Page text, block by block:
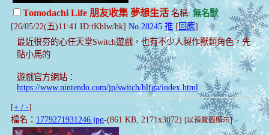
Tomodachi Life 朋友收集 夢想生活名稱: 無名獸
[26/05/22(五)11:41 ID:tKhlw/hk] No.28245 推 [回應]
最近很夯的心任天堂Switch遊戲，也有不少人製作獸類角色，先
貼小馬的
遊戲官方網站：
https://www.nintendo.com/jp/switch/blfga/index.html
[+ / -]
檔名： 1779271931246.jpg-(861 KB, 2171x3072) [以預覽圖顯示]